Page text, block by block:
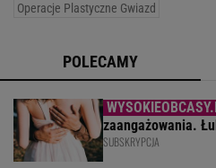
Operacje Plastyczne Gwiazd
POLECAMY
zaangażowania.
SUBSKRYPCJA